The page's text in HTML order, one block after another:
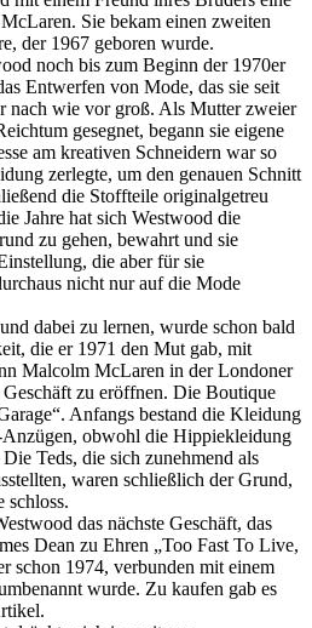
Sie bekam einen zweiten
der 1967 geboren wurde.
noch bis zum Beginn der 1970er
Entwerfen von Mode, das sie seit
nach wie vor groß. Als Mutter zweier
gesegnet, begann sie eigene
am kreativen Schneidern war so
zerlegte, um den genauen Schnitt
die Stoffteile originalgetreu
Jahre hat sich Westwood die
zu gehen, bewahrt und sie
die aber für sie
nicht nur auf die Mode
dabei zu lernen, wurde schon bald
die er 1971 den Mut gab, mit
Malcolm McLaren in der Londoner
zu eröffnen. Die Boutique
Anfangs bestand die Kleidung
obwohl die Hippiekleidung
Teds, die sich zunehmend als
waren schließlich der Grund,
schloss.
das nächste Geschäft, das
Dean zu Ehren „Too Fast To Live,
schon 1974, verbunden mit einem
wurde. Zu kaufen gab es